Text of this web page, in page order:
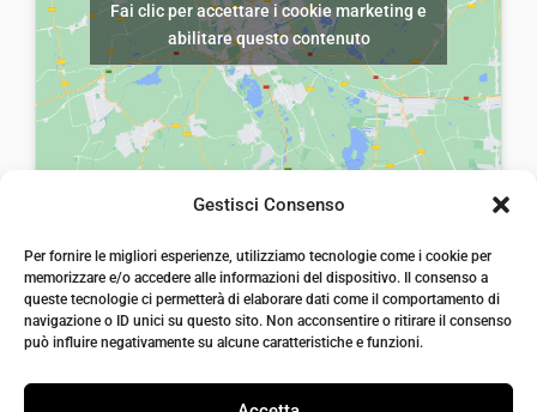
Gestisci Consenso
Per fornire le migliori esperienze, utilizziamo tecnologie come i cookie per
memorizzare e/o accedere alle informazioni del dispositivo. Il consenso a
queste tecnologie ci permetterà di elaborare dati come il comportamento di
navigazione o ID unici su questo sito. Non acconsentire o ritirare il consenso
può influire negativamente su alcune caratteristiche e funzioni.
Fai clic per accettare i cookie marketing e
abilitare questo contenuto
Via Michele imperiali, ang. via Salvo d'Acquisto, 205,
72021, Francavilla Fontana, Puglia
info@laiatessuti.com
+39 327 46 19 544